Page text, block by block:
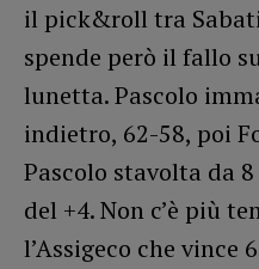
il pick&roll tra
spende però il fallo
lunetta. Pascolo
indietro, 62-58, poi
Pascolo stavolta da
del +4. Non c’è più
l’Assigeco che vince